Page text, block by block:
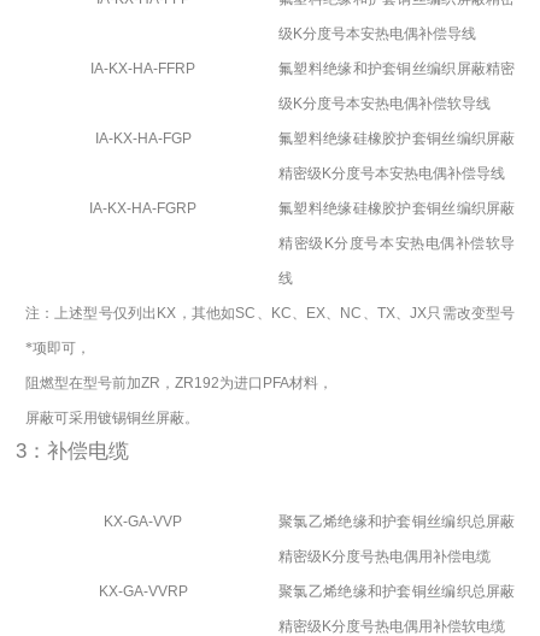
级 K分度号本安热电偶补偿导线
IA-KX-HA-FFRP 氟塑料绝缘和护套铜丝编织屏蔽精密
级 K分度号本安热电偶补偿软导线
IA-KX-HA-FGP 氟塑料绝缘硅橡胶护套铜丝编织屏蔽
精密级 K分度号本安热电偶补偿导线
IA-KX-HA-FGRP 氟塑料绝缘硅橡胶护套铜丝编织屏蔽
精密级 K分度号本安热电偶补偿软导
线
注：上述型号仅列出 KX ，其他如SC 、 KC、 EX、 NC 、 TX、JX只需改变型号
*项即可，
阻燃型在型号前加ZR ， ZR192为进口 PFA材料，
屏蔽可采用镀锡铜丝屏蔽。
3：补偿电缆
KX-GA-VVP 聚氯乙烯绝缘和护套铜丝编织总屏蔽
精密级K分度号热电偶用补偿电缆
KX-GA-VVRP 聚氯乙烯绝缘和护套铜丝编织总屏蔽
精密级K分度号热电偶用补偿软电缆